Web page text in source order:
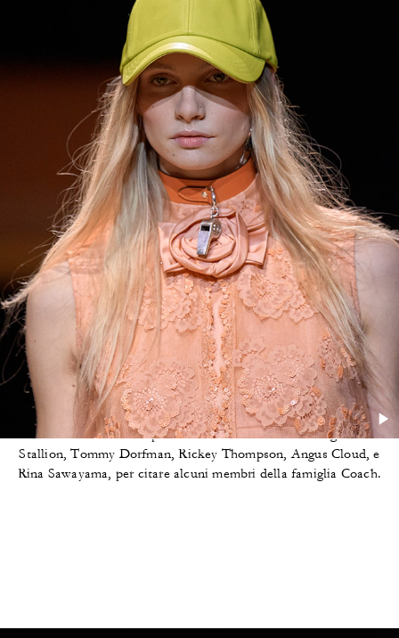
La prima fila
Alcuni dei nostri vicini preferiti si sono fermati da: Megan Thee
Stallion, Tommy Dorfman, Rickey Thompson, Angus Cloud, e
Rina Sawayama, per citare alcuni membri della famiglia Coach.